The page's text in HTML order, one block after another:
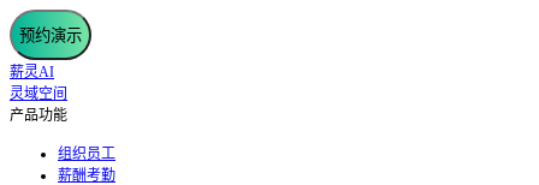
预约演示
薪灵AI
灵域空间
产品功能
组织员工
薪酬考勤